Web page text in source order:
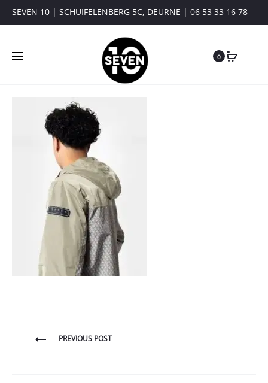
SEVEN 10 | SCHUIFELENBERG 5C, DEURNE | 06 53 33 16 78
0
BerichtPREVIOUS POST